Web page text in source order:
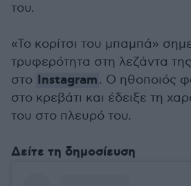
του.
«Το κορίτσι του μπαμπά»
τρυφερότητα στη λεζάντα
στο Instagram. Ο ηθοποιός
στο κρεβάτι και έδειξε τη
του στο πλευρό του.
Δείτε τη δημοσίευση